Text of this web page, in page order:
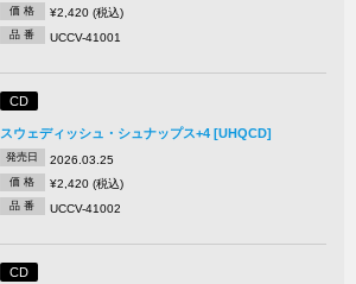
価 格 ¥2,420 (税込)
品 番 UCCV-41001
CD
スウェディッシュ・シュナップス+4 [UHQCD]
発売日 2026.03.25
価 格 ¥2,420 (税込)
品 番 UCCV-41002
CD